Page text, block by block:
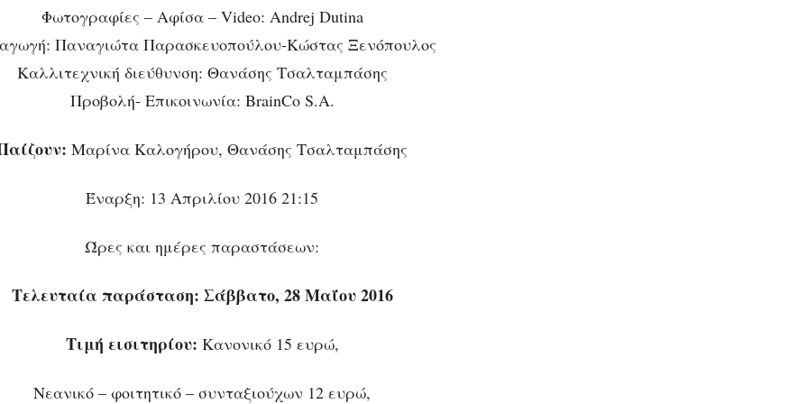
Φωτογραφίες – Αφίσα – Video: Andrej Dutina
Παναγιώτα Παρασκευοπούλου-Κώστας Ξενόπουλος
Καλλιτεχνική διεύθυνση: Θανάσης Τσαλταμπάσης
Προβολή- Επικοινωνία: BrainCo S.A.
Μαρίνα Καλογήρου, Θανάσης Τσαλταμπάσης
Έναρξη: 13 Απριλίου 2016 21:15
Ώρες και ημέρες παραστάσεων:
Τελευταία παράσταση: Σάββατο, 28 Μαΐου 2016
Τιμή εισιτηρίου: Κανονικό 15 ευρώ,
Νεανικό – φοιτητικό – συνταξιούχων 12 ευρώ,